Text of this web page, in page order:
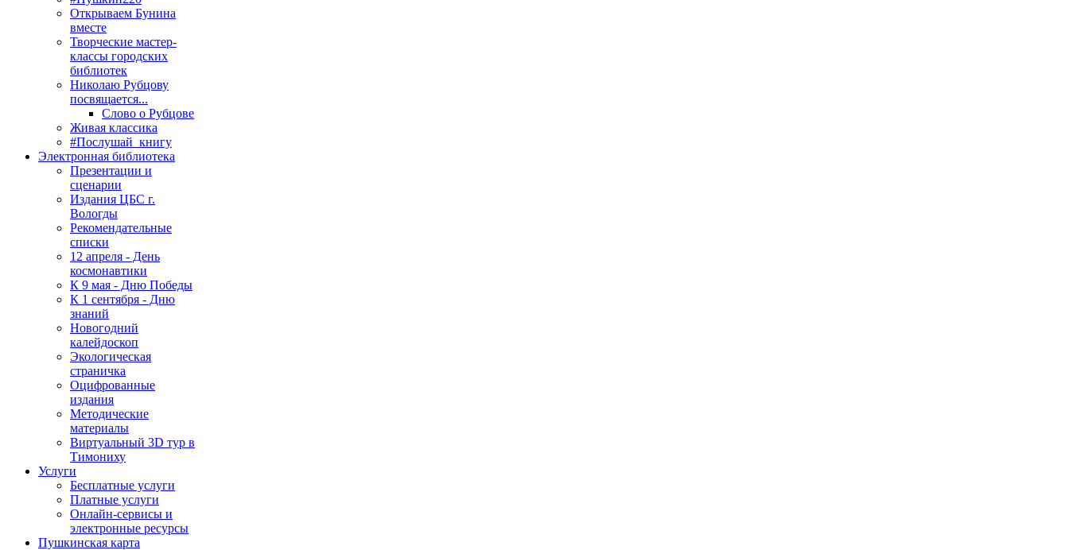
Открываем Бунина
вместе
Творческие мастер-
классы городских
библиотек
Николаю Рубцову
посвящается...
Слово о Рубцове
Живая классика
#Послушай_книгу
Электронная библиотека
Презентации и
сценарии
Издания ЦБС г.
Вологды
Рекомендательные
списки
12 апреля - День
космонавтики
К 9 мая - Дню Победы
К 1 сентября - Дню
знаний
Новогодний
калейдоскоп
Экологическая
страничка
Оцифрованные
издания
Методические
материалы
Виртуальный 3D тур в
Тимониху
Услуги
Бесплатные услуги
Платные услуги
Онлайн-сервисы и
электронные ресурсы
Пушкинская карта